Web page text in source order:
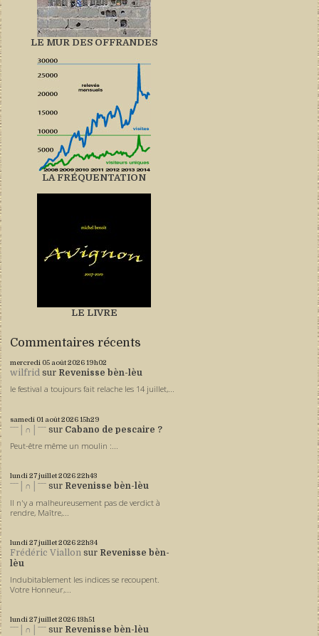
LE MUR DES OFFRANDES
LA FRÉQUENTATION
LE LIVRE
Commentaires récents
mercredi 05 août 202619h02
wilfrid sur Revenisse bèn-lèu
le festival a toujours fait relache les 14 juillet,...
samedi 01 août 202615h29
ˉˉˉ│∩│ˉˉˉ sur Cabano de pescaire ?
Peut-être même un moulin :...
lundi 27juillet 202622h43
ˉˉˉ│∩│ˉˉˉ sur Revenisse bèn-lèu
Il n'y a malheureusement pas de verdict à
rendre, Maître,...
lundi 27juillet 202622h34
Frédéric Viallon sur Revenisse bèn-
lèu
Indubitablement les indices se recoupent.
Votre Honneur,...
lundi 27juillet 202613h51
ˉˉˉ│∩│ˉˉˉ sur Revenisse bèn-lèu